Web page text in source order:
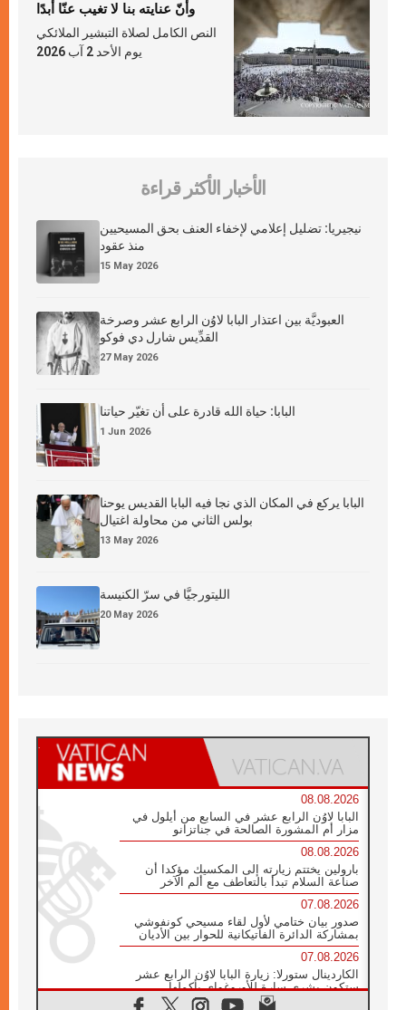
وأنّ عنايته بنا لا تغيب عنّا أبدًا
النص الكامل لصلاة التبشير الملائكي
يوم الأحد 2 آب 2026
الأخبار الأكثر قراءة
نيجيريا: تضليل إعلامي لإخفاء العنف بحق المسيحيين
منذ عقود
15 May 2026
العبوديَّة بين اعتذار البابا لاوُن الرابع عشر وصرخة
القدِّيس شارل دي فوكو
27 May 2026
البابا: حياة الله قادرة على أن تغيّر حياتنا
1 Jun 2026
البابا يركع في المكان الذي نجا فيه البابا القديس يوحنا
بولس الثاني من محاولة اغتيال
13 May 2026
الليتورجيَّا في سرّ الكنيسة
20 May 2026
08.08.2026
البابا لاوُن الرابع عشر في السابع من أيلول في
مزار أم المشورة الصالحة في جناتزانو
08.08.2026
بارولين يختتم زيارته إلى المكسيك مؤكدا أن
صناعة السلام تبدأ بالتعاطف مع ألم الآخر
07.08.2026
صدور بيان ختامي لأول لقاء مسيحي كونفوشي
بمشاركة الدائرة الفاتيكانية للحوار بين الأديان
07.08.2026
الكاردينال ستورلا: زيارة البابا لاوُن الرابع عشر
ستكون بشرى سارة للأوروغواي بأكملها